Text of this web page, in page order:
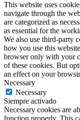
This website uses
navigate through the
are categorized as
as essential for the
We also use third-party
how you use this
browser only with your
of these cookies. But
an effect on your
Necessary
Necessary
Siempre activado
Necessary cookies are